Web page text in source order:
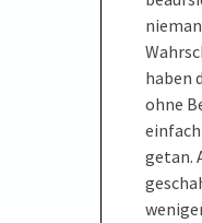
haben
ohne
getan.